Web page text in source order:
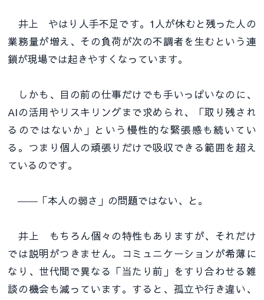
井上 やはり人手不足です。1人が休むと残った人の
業務量が増え、その負荷が次の不調者を生むという連
鎖が現場では起きやすくなっています。
しかも、目の前の仕事だけでも手いっぱいなのに、
AIの活用やリスキリングまで求められ、「取り残され
るのではないか」という慢性的な緊張感も続いてい
る。つまり個人の頑張りだけで吸収できる範囲を超え
ているのです。
――「本人の弱さ」の問題ではない、と。
井上 もちろん個々の特性もありますが、それだけ
では説明がつきません。コミュニケーションが希薄に
なり、世代間で異なる「当たり前」をすり合わせる雑
談の機会も減っています。すると、孤立や行き違い、